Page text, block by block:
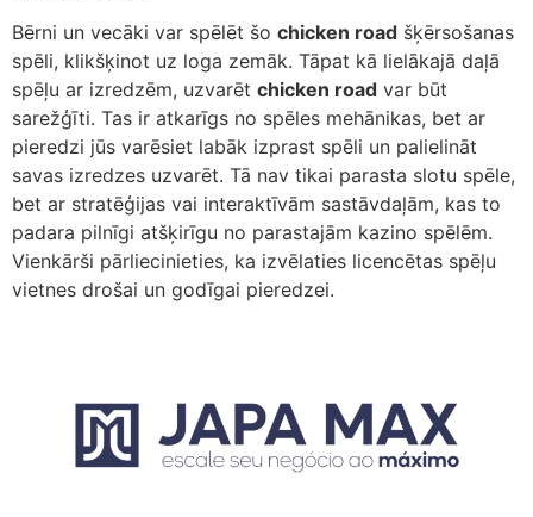
Bērni un vecāki var spēlēt šo chicken road šķērsošanas
spēli, klikšķinot uz loga zemāk. Tāpat kā lielākajā daļā
spēļu ar izredzēm, uzvarēt chicken road var būt
sarežģīti. Tas ir atkarīgs no spēles mehānikas, bet ar
pieredzi jūs varēsiet labāk izprast spēli un palielināt
savas izredzes uzvarēt. Tā nav tikai parasta slotu spēle,
bet ar stratēģijas vai interaktīvām sastāvdaļām, kas to
padara pilnīgi atšķirīgu no parastajām kazino spēlēm.
Vienkārši pārliecinieties, ka izvēlaties licencētas spēļu
vietnes drošai un godīgai pieredzei.